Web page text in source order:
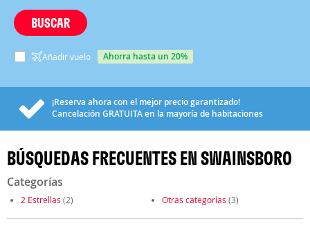
BUSCAR
Añadir vuelo ahorra hasta un 20%
¡Reserva ahora con el mejor precio garantizado!
Cancelación GRATUITAen la mayoría de habitaciones
BÚSQUEDAS FRECUENTES EN SWAINSBORO
Categorías
2 Estrellas (2) Otras categorías (3)